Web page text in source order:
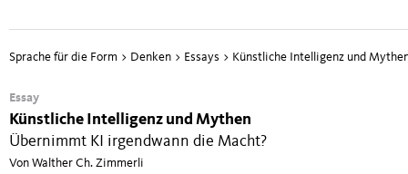
Sprache für die Form > Denken > Essays > Künstliche Intelligenz und
Essay
Künstliche Intelligenz und Mythen
Übernimmt KI irgendwann die Macht?
Von Walther Ch. Zimmerli